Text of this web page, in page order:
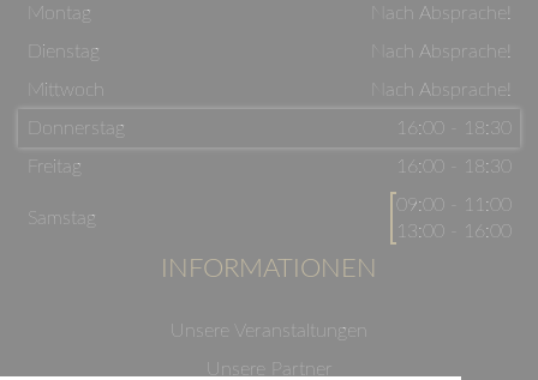
Montag
Nach Absprache!
Dienstag
Nach Absprache!
Mittwoch
Nach Absprache!
Donnerstag
16:00 - 18:30
Freitag
16:00 - 18:30
Samstag
09:00 - 11:00
13:00 - 16:00
INFORMATIONEN
Unsere Veranstaltungen
Unsere Partner